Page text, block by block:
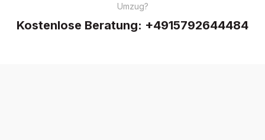
Umzug?
Kostenlose Beratung: +4915792644484